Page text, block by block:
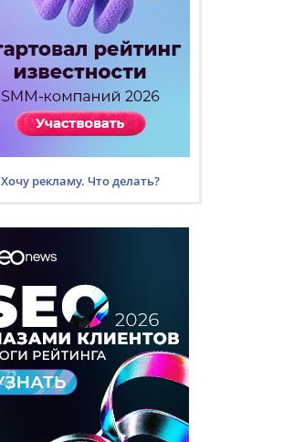
Хочу рекламу. Что делать?